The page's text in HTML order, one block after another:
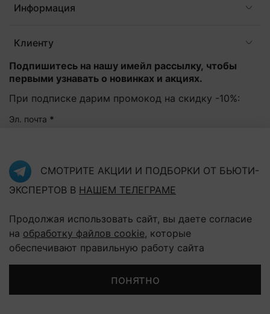
В корзину
Информация
Клиенту
Подпишитесь на нашу имейл рассылку, чтобы
первыми узнавать о новинках и акциях.
При подписке дарим промокод на скидку -10%:
Эл. почта *
Подписаться
Нажав на кнопку "Подписаться", Вы соглашаетесь с
СМОТРИТЕ АКЦИИ И ПОДБОРКИ ОТ БЬЮТИ-
ЭКСПЕРТОВ В НАШЕМ ТЕЛЕГРАМЕ
Продолжая использовать сайт, вы даете согласие
на обработку файлов cookie, которые
обеспечивают правильную работу сайта
понятно